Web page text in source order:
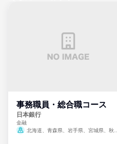
事務職員・総合職コース
日本銀行
金融
北海道、青森県、岩手県、宮城県、秋田